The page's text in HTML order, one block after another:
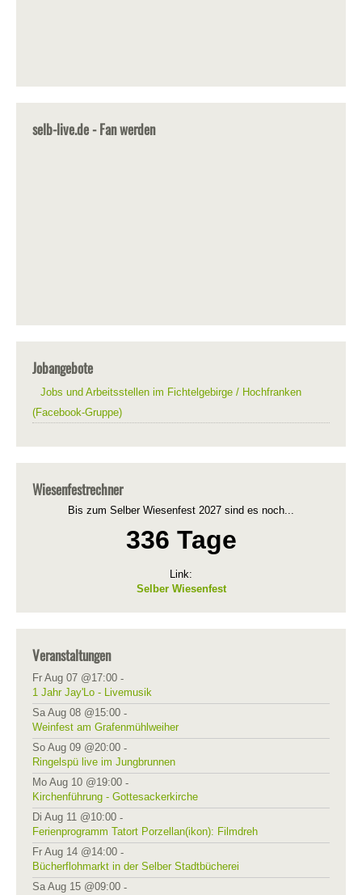
selb-live.de - Fan werden
Jobangebote
Jobs und Arbeitsstellen im Fichtelgebirge / Hochfranken
(Facebook-Gruppe)
Wiesenfestrechner
Bis zum Selber Wiesenfest 2027 sind es noch...
336 Tage
Link:
Selber Wiesenfest
Veranstaltungen
Fr Aug 07 @17:00 -
1 Jahr Jay'Lo - Livemusik
Sa Aug 08 @15:00 -
Weinfest am Grafenmühlweiher
So Aug 09 @20:00 -
Ringelspü live im Jungbrunnen
Mo Aug 10 @19:00 -
Kirchenführung - Gottesackerkirche
Di Aug 11 @10:00 -
Ferienprogramm Tatort Porzellan(ikon): Filmdreh
Fr Aug 14 @14:00 -
Bücherflohmarkt in der Selber Stadtbücherei
Sa Aug 15 @09:00 -